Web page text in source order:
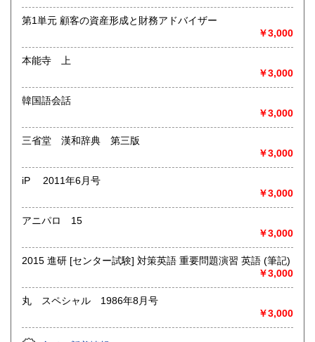
取り扱い分野
総記、哲学宗教、歴史、社会科学、自然科学、美術工芸、国
語国文、外国文学、古典籍、近代文献、趣味、外国書、サブ
カルチャー、古書一般（その他）
第1単元 顧客の資産形成と財務アドバイザー
￥3,000
本能寺 上
￥3,000
韓国語会話
￥3,000
三省堂 漢和辞典 第三版
￥3,000
iP 2011年6月号
￥3,000
アニパロ 15
￥3,000
2015 進研 [センター試験] 対策英語 重要問題演習 英語 (筆記)
￥3,000
丸 スペシャル 1986年8月号
￥3,000